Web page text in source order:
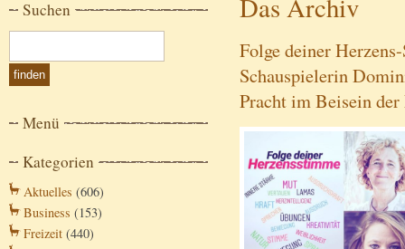
Suchen
Menü
Kategorien
Aktuelles (606)
Business (153)
Freizeit (440)
Das Archiv
Folge deiner
Schauspielerin
Pracht im Beisein der